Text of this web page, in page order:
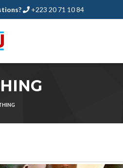
+223 20 71 10 84